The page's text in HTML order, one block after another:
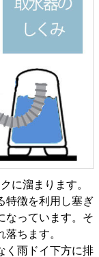
り付けること
ん助かりまし
。
せ、水を循環
に溜まります。
特徴を利用し塞ぎ
なっています。そ
ちます。
く雨ドイ下方に排